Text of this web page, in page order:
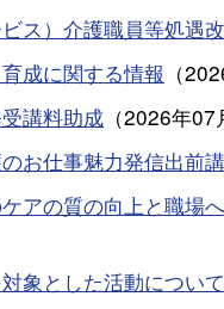
ビス）介護職員等処遇
成に関する情報 （
講料助成 （2026年07
お仕事魅力発信出前講
アの質の向上と職場
象とした活動につい